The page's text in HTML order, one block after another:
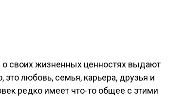
своих жизненных ценностях выдают
любовь, семья, карьера, друзья и
редко имеет что-то общее с этими